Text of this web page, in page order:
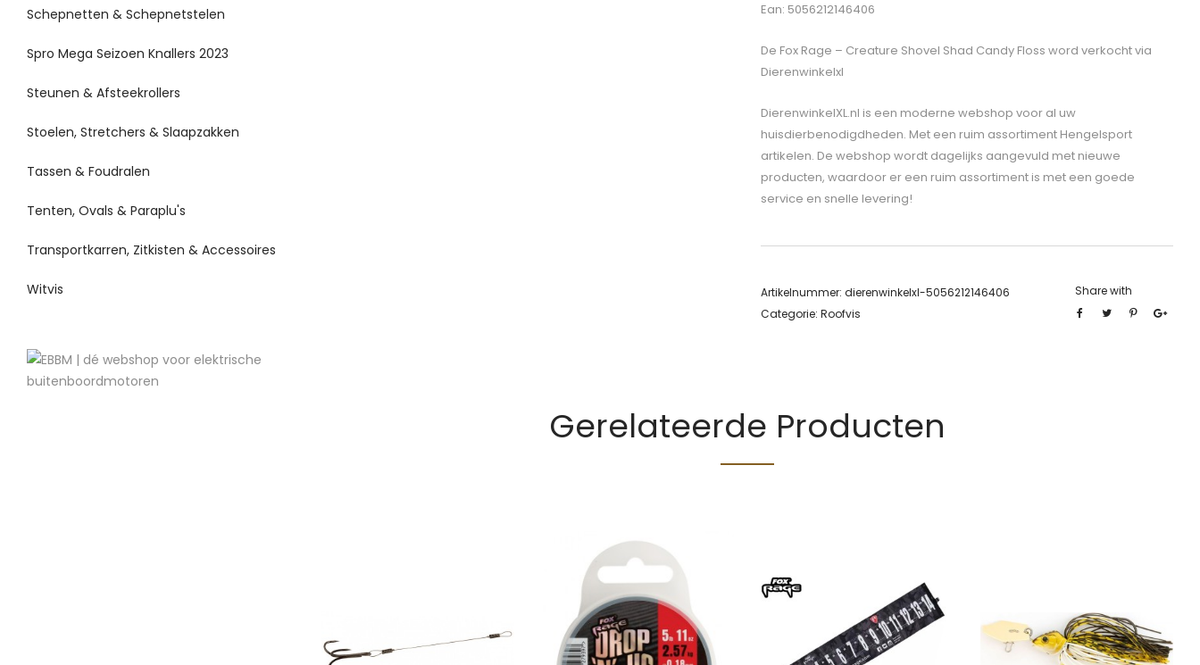
Ean: 5056212146406
De Fox Rage – Creature Shovel Shad Candy Floss word verkocht via
Dierenwinkelxl
DierenwinkelXL.nl is een moderne webshop voor al uw
huisdierbenodigdheden. Met een ruim assortiment Hengelsport
artikelen. De webshop wordt dagelijks aangevuld met nieuwe
producten, waardoor er een ruim assortiment is met een goede
service en snelle levering!
Artikelnummer: dierenwinkelxl-5056212146406
Categorie: Roofvis
Share with
Gerelateerde Producten
Schepnetten & Schepnetstelen
Spro Mega Seizoen Knallers 2023
Steunen & Afsteekrollers
Stoelen, Stretchers & Slaapzakken
Tassen & Foudralen
Tenten, Ovals & Paraplu's
Transportkarren, Zitkisten & Accessoires
Witvis